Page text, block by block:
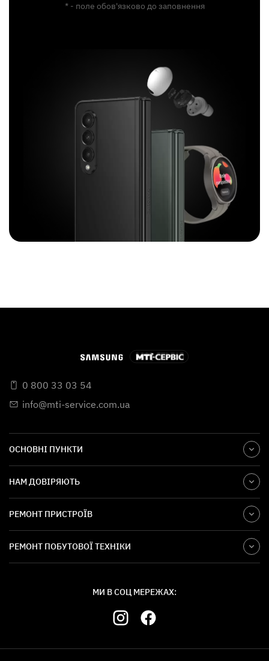
* - поле обов'язково до заповнення
0 800 33 03 54
info@mti-service.com.ua
ОСНОВНІ ПУНКТИ
НАМ ДОВІРЯЮТЬ
РЕМОНТ ПРИСТРОЇВ
РЕМОНТ ПОБУТОВОЇ ТЕХНІКИ
МИ В СОЦ МЕРЕЖАХ: